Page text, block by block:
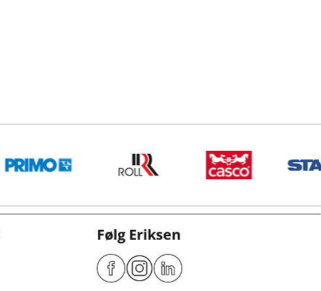
Følg Eriksen